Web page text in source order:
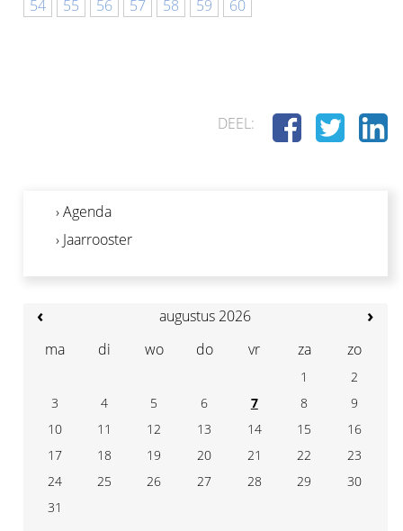
54
55 56 57 58 59 60
DEEL:
› Agenda
› Jaarrooster
‹ ›
augustus 2026
ma
di wo do vr za zo
1
2
3
4 5 6 7 8
9
10
11 12 13 14 15
16
17
18 19 20 21 22
23
24
25 26 27 28 29
30
31